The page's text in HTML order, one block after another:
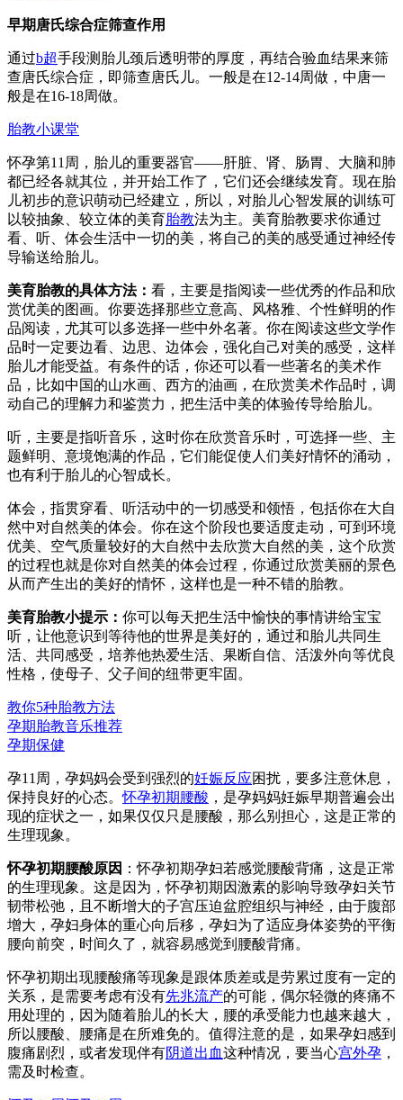
早期唐氏综合症筛查作用
通过b超手段测胎儿颈后透明带的厚度，再结合验血结果来筛
查唐氏综合症，即筛查唐氏儿。一般是在12-14周做，中唐一
般是在16-18周做。
胎教小课堂
怀孕第11周，胎儿的重要器官——肝脏、肾、肠胃、大脑和肺
都已经各就其位，并开始工作了，它们还会继续发育。现在胎
儿初步的意识萌动已经建立，所以，对胎儿心智发展的训练可
以较抽象、较立体的美育胎教法为主。美育胎教要求你通过
看、听、体会生活中一切的美，将自己的美的感受通过神经传
导输送给胎儿。
美育胎教的具体方法： 看，主要是指阅读一些优秀的作品和欣
赏优美的图画。你要选择那些立意高、风格雅、个性鲜明的作
品阅读，尤其可以多选择一些中外名著。你在阅读这些文学作
品时一定要边看、边思、边体会，强化自己对美的感受，这样
胎儿才能受益。有条件的话，你还可以看一些著名的美术作
品，比如中国的山水画、西方的油画，在欣赏美术作品时，调
动自己的理解力和鉴赏力，把生活中美的体验传导给胎儿。
听，主要是指听音乐，这时你在欣赏音乐时，可选择一些、主
题鲜明、意境饱满的作品，它们能促使人们美好情怀的涌动，
也有利于胎儿的心智成长。
体会，指贯穿看、听活动中的一切感受和领悟，包括你在大自
然中对自然美的体会。你在这个阶段也要适度走动，可到环境
优美、空气质量较好的大自然中去欣赏大自然的美，这个欣赏
的过程也就是你对自然美的体会过程，你通过欣赏美丽的景色
从而产生出的美好的情怀，这样也是一种不错的胎教。
美育胎教小提示： 你可以每天把生活中愉快的事情讲给宝宝
听，让他意识到等待他的世界是美好的，通过和胎儿共同生
活、共同感受，培养他热爱生活、果断自信、活泼外向等优良
性格，使母子、父子间的纽带更牢固。
教你5种胎教方法
孕期胎教音乐推荐
孕期保健
孕11周，孕妈妈会受到强烈的妊娠反应困扰，要多注意休息，
保持良好的心态。怀孕初期腰酸 ，是孕妈妈妊娠早期普遍会出
现的症状之一，如果仅仅只是腰酸，那么别担心，这是正常的
生理现象。
怀孕初期腰酸原因 ：怀孕初期孕妇若感觉腰酸背痛，这是正常
的生理现象。这是因为，怀孕初期因激素的影响导致孕妇关节
韧带松弛，且不断增大的子宫压迫盆腔组织与神经，由于腹部
增大，孕妇身体的重心向后移，孕妇为了适应身体姿势的平衡
腰向前突，时间久了，就容易感觉到腰酸背痛。
怀孕初期出现腰酸痛等现象是跟体质差或是劳累过度有一定的
关系，是需要考虑有没有先兆流产的可能，偶尔轻微的疼痛不
用处理的，因为随着胎儿的长大，腰的承受能力也越来越大，
所以腰酸、腰痛是在所难免的。值得注意的是，如果孕妇感到
腹痛剧烈，或者发现伴有阴道出血这种情况，要当心宫外孕 ，
需及时检查。